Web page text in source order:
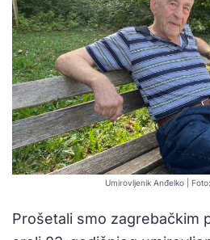
Umirovljenik Anđelko |
Prošetali smo zagrebačkim